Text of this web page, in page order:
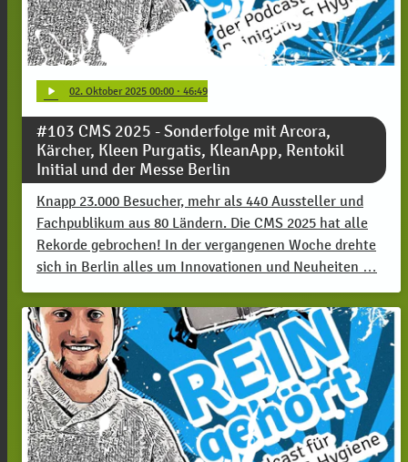
play_arrow 02. Oktober 2025 00:00 · 46:49
#103 CMS 2025 - Sonderfolge mit Arcora,
Kärcher, Kleen Purgatis, KleanApp, Rentokil
Initial und der Messe Berlin
Knapp 23.000 Besucher, mehr als 440 Aussteller und
Fachpublikum aus 80 Ländern. Die CMS 2025 hat alle
Rekorde gebrochen! In der vergangenen Woche drehte
sich in Berlin alles um Innovationen und Neuheiten …